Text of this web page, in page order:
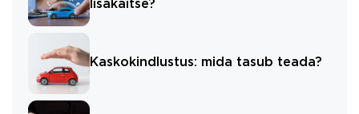
lisakaitse?
Kaskokindlustus: mida tasub teada?